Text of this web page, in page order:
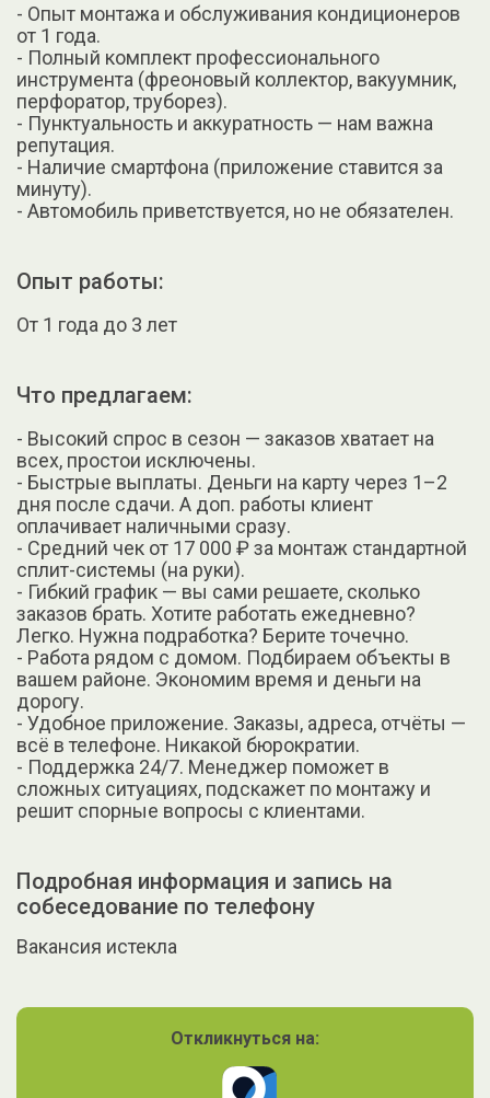
- Опыт монтажа и обслуживания кондиционеров
от 1 года.
- Полный комплект профессионального
инструмента (фреоновый коллектор, вакуумник,
перфоратор, труборез).
- Пунктуальность и аккуратность — нам важна
репутация.
- Наличие смартфона (приложение ставится за
минуту).
- Автомобиль приветствуется, но не обязателен.
Опыт работы:
От 1 года до 3 лет
Что предлагаем:
- Высокий спрос в сезон — заказов хватает на
всех, простои исключены.
- Быстрые выплаты. Деньги на карту через 1–2
дня после сдачи. А доп. работы клиент
оплачивает наличными сразу.
- Средний чек от 17 000 ₽ за монтаж стандартной
сплит-системы (на руки).
- Гибкий график — вы сами решаете, сколько
заказов брать. Хотите работать ежедневно?
Легко. Нужна подработка? Берите точечно.
- Работа рядом с домом. Подбираем объекты в
вашем районе. Экономим время и деньги на
дорогу.
- Удобное приложение. Заказы, адреса, отчёты —
всё в телефоне. Никакой бюрократии.
- Поддержка 24/7. Менеджер поможет в
сложных ситуациях, подскажет по монтажу и
решит спорные вопросы с клиентами.
Подробная информация и запись на
собеседование по телефону
Вакансия истекла
Откликнуться на: